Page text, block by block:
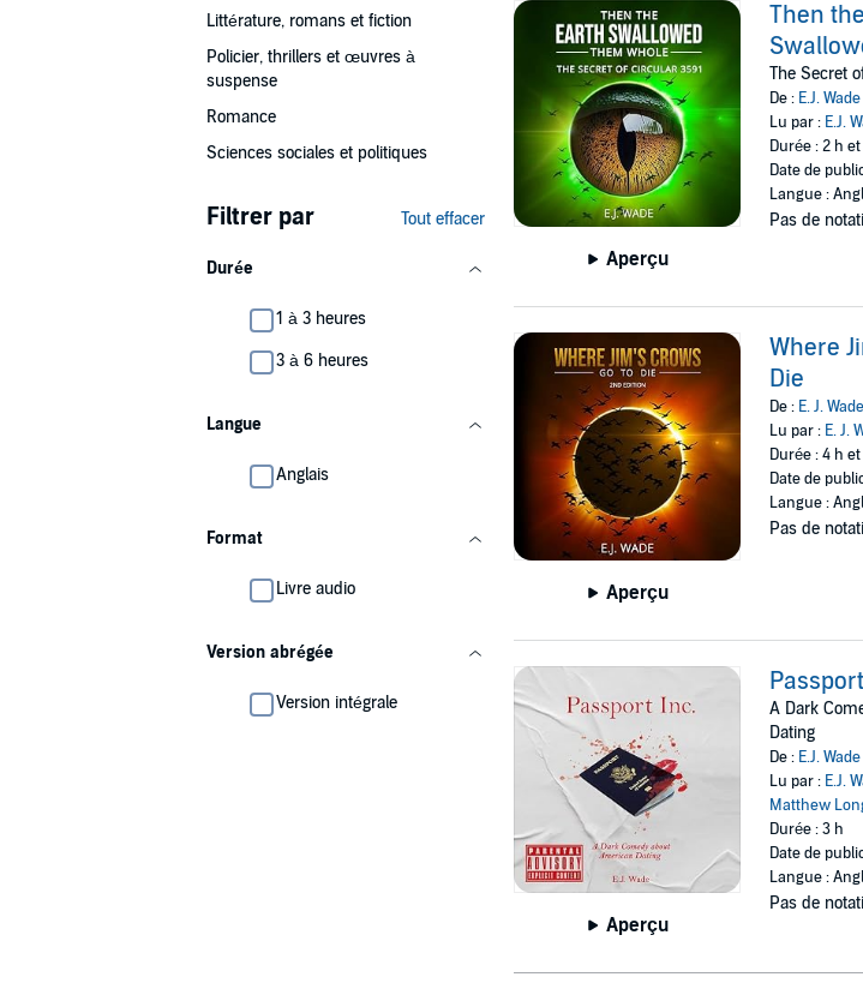
Littérature, romans et fiction
Policier, thrillers et œuvres à
suspense
Romance
Sciences sociales et politiques
Filtrer par Tout effacer
Durée
1 à 3 heures
3 à 6 heures
Langue
Anglais
Format
Livre audio
Version abrégée
Version intégrale
Aperçu
Then
The Secret
De : E.J. Wade
Lu par : E.J.
Durée : 2 h
Date de
Langue :
Pas de
Aperçu
Where
Die
De : E. J. Wade
Lu par : E. J.
Durée : 4 h
Date de
Langue :
Pas de
Aperçu
A Dark
Dating
De : E.J. Wade
Lu par : E.J.
Matthew
Durée : 3 h
Date de
Langue :
Pas de